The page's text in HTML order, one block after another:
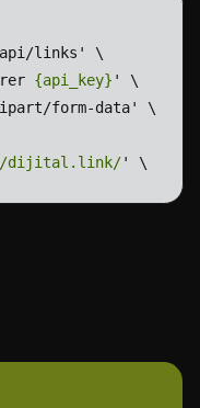
links'
\
{api_key} '
\
form-data'
\
dijital.link/' \